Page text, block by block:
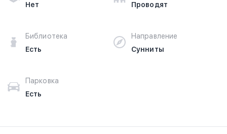
Нет
Проводят
Библиотека
Есть
Направление
Сунниты
Парковка
Есть